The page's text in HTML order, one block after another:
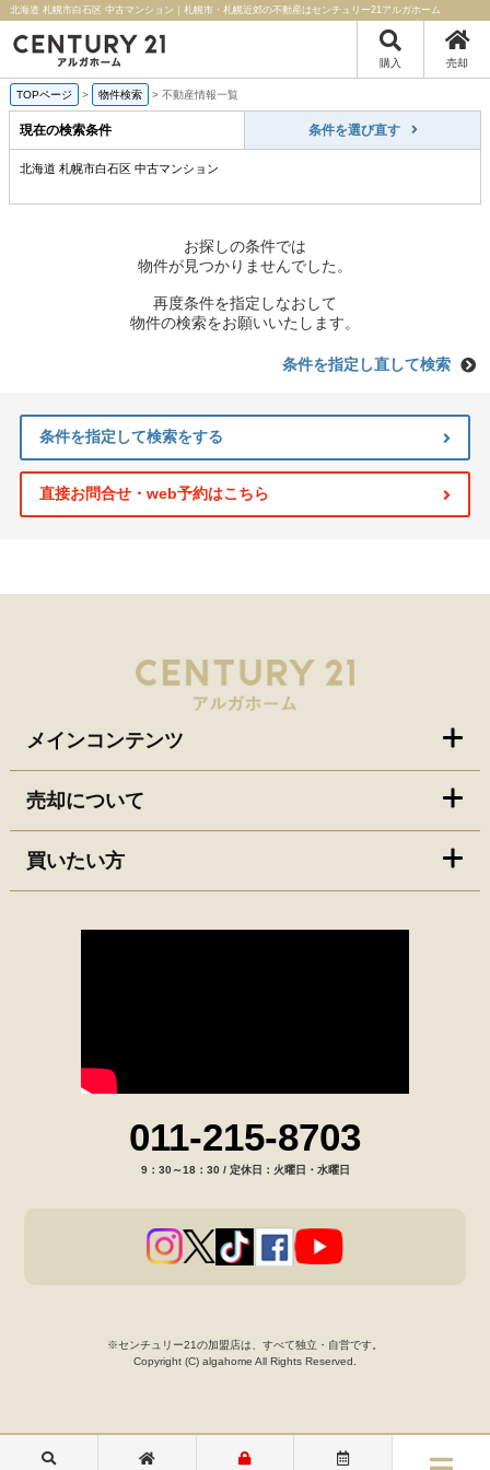
北海道 札幌市白石区 中古マンション｜札幌市・札幌近郊の不動産はセンチュリー21アルガホーム
購入 売却
TOPページ > 物件検索 > 不動産情報一覧
現在の検索条件 条件を選び直す
北海道 札幌市白石区 中古マンション
お探しの条件では
物件が見つかりませんでした。
再度条件を指定しなおして
物件の検索をお願いいたします。
条件を指定し直して検索
条件を指定して検索をする
直接お問合せ・web予約はこちら
メインコンテンツ
売却について
買いたい方
011-215-8703
9：30～18：30 / 定休日：火曜日・水曜日
※センチュリー21の加盟店は、すべて独立・自営です。
Copyright (C) algahome All Rights Reserved.